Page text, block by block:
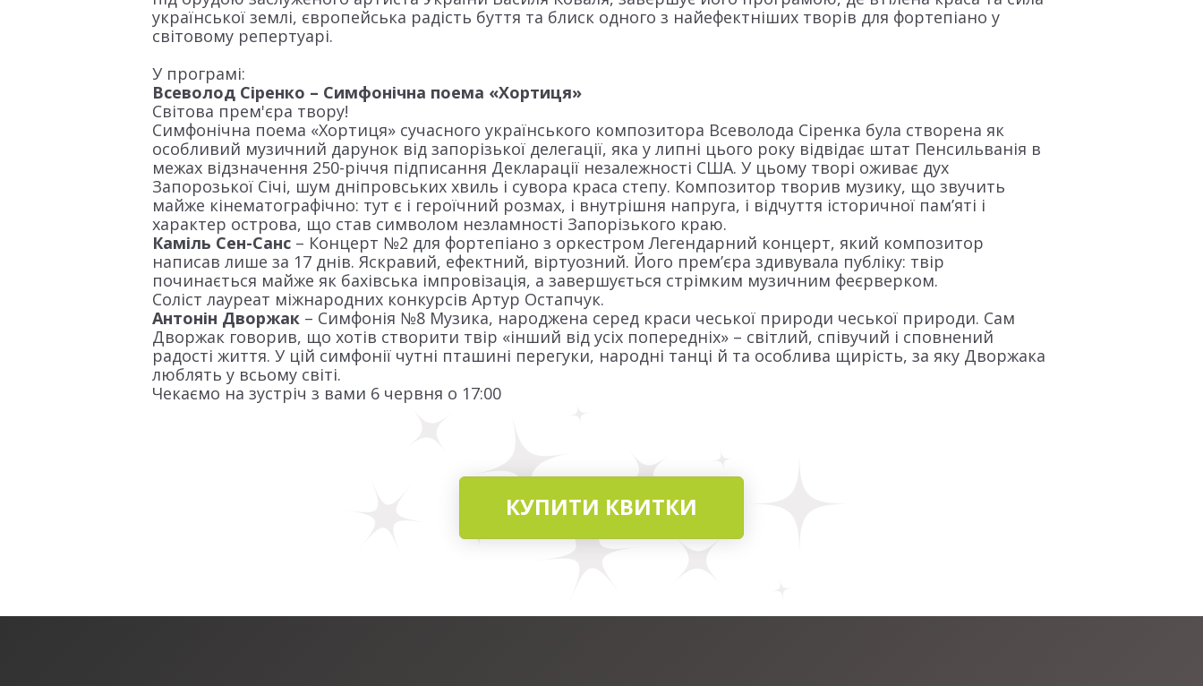
української землі, європейська радість буття та блиск одного з найефектніших творів для фортепіано у
світовому репертуарі.
У програмі:
Всеволод Сіренко – Симфонічна поема «Хортиця»
Світова прем'єра твору!
Симфонічна поема «Хортиця» сучасного українського композитора Всеволода Сіренка була створена як
особливий музичний дарунок від запорізької делегації, яка у липні цього року відвідає штат Пенсильванія в
межах відзначення 250-річчя підписання Декларації незалежності США. У цьому творі оживає дух
Запорозької Січі, шум дніпровських хвиль і сувора краса степу. Композитор творив музику, що звучить
майже кінематографічно: тут є і героїчний розмах, і внутрішня напруга, і відчуття історичної пам’яті і
характер острова, що став символом незламності Запорізького краю.
Каміль Сен-Санс – Концерт №2 для фортепіано з оркестром Легендарний концерт, який композитор
написав лише за 17 днів. Яскравий, ефектний, віртуозний. Його прем’єра здивувала публіку: твір
починається майже як бахівська імпровізація, а завершується стрімким музичним феєрверком.
Соліст лауреат міжнародних конкурсів Артур Остапчук.
Антонін Дворжак – Симфонія №8 Музика, народжена серед краси чеської природи чеської природи. Сам
Дворжак говорив, що хотів створити твір «інший від усіх попередніх» – світлий, співучий і сповнений
радості життя. У цій симфонії чутні пташині перегуки, народні танці й та особлива щирість, за яку Дворжака
люблять у всьому світі.
Чекаємо на зустріч з вами 6 червня о 17:00
КУПИТИ КВИТКИ